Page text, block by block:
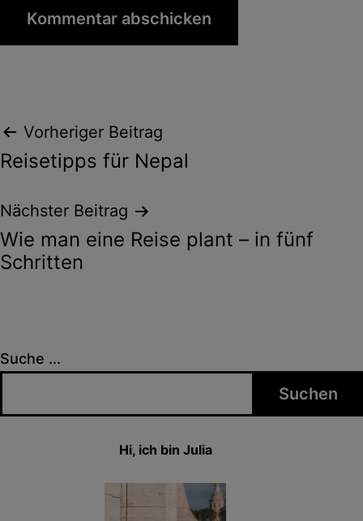
Beitragsnavigation
Vorheriger Beitrag
Reisetipps für Nepal
Nächster Beitrag
Wie man eine Reise plant – in fünf
Schritten
Suche ...
Suchen
Hi, ich bin Julia